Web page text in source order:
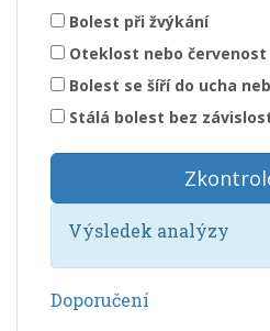
Bolest při žvýkání
Oteklost nebo červenost
Bolest se šíří do ucha
Stálá bolest bez
Výsledek analýzy
Doporučení